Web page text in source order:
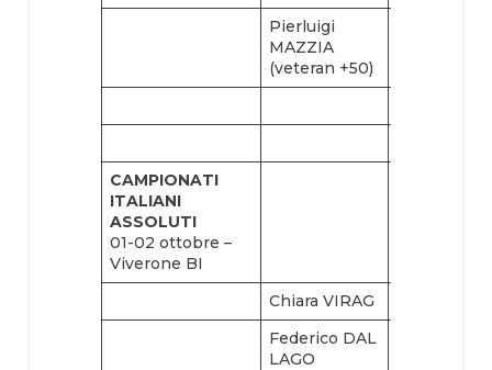
Pierluigi
MAZZIA
(veteran +50)
CAMPIONATI
ITALIANI
ASSOLUTI
01-02 ottobre –
Viverone BI
Chiara VIRAG
Federico DAL
LAGO